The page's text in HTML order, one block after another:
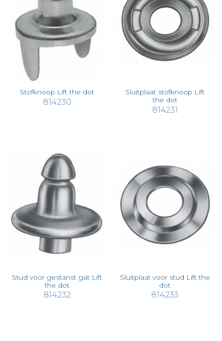
Stofknoop Lift the dot
814230
Sluitplaat stofknoop Lift
the dot
814231
Stud voor gestanst gat Lift
the dot
814232
Sluitplaat voor stud Lift the
dot
814233